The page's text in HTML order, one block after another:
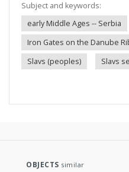
Subject and keywords:
early Middle Ages -- Serbia
Iron Gates on the Danube
Slavs (peoples)
Slavs
OBJECTS similar